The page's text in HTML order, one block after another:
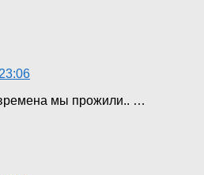
мы прожили.. …